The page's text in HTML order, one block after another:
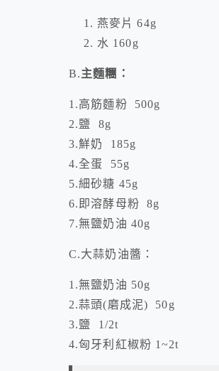
燕麥片 64g
水 160g
B.主麵糰：
1.高筋麵粉 500g
2.鹽 8g
3.鮮奶 185g
4.全蛋 55g
5.細砂糖 45g
6.即溶酵母粉 8g
7.無鹽奶油 40g
C.大蒜奶油醬：
1.無鹽奶油 50g
2.蒜頭(磨成泥) 50g
3.鹽 1/2t
4.匈牙利紅椒粉 1~2t